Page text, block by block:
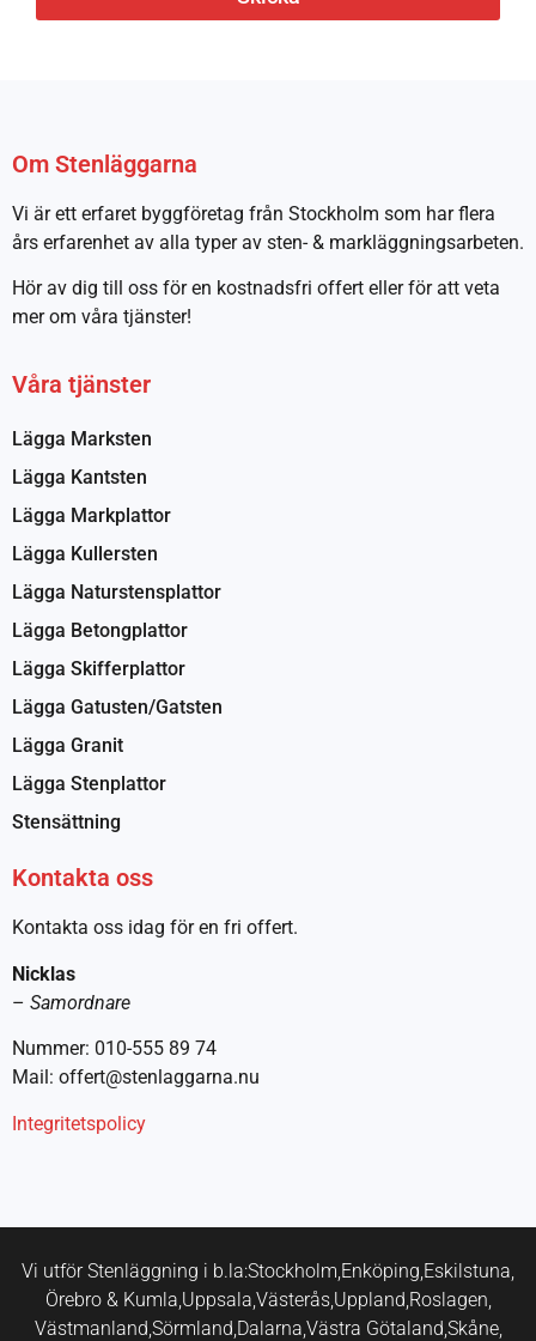
Om Stenläggarna
Vi är ett erfaret byggföretag från Stockholm som har flera
års erfarenhet av alla typer av sten- & markläggningsarbeten.
Hör av dig till oss för en kostnadsfri offert eller för att veta
mer om våra tjänster!
Våra tjänster
Lägga Marksten
Lägga Kantsten
Lägga Markplattor
Lägga Kullersten
Lägga Naturstensplattor
Lägga Betongplattor
Lägga Skifferplattor
Lägga Gatusten/Gatsten
Lägga Granit
Lägga Stenplattor
Stensättning
Kontakta oss
Kontakta oss idag för en fri offert.
Nicklas
– Samordnare
Nummer: 010-555 89 74
Mail: offert@stenlaggarna.nu
Integritetspolicy
Vi utför Stenläggning i b.la:Stockholm,Enköping,Eskilstuna,
Örebro & Kumla,Uppsala,Västerås,Uppland,Roslagen,
Västmanland,Sörmland,Dalarna,Västra Götaland,Skåne,